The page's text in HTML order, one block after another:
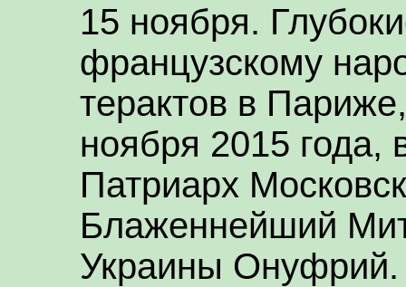
15 ноября.
французскому
терактов в
ноября 2015
Патриарх
Блаженнейший
Украины Онуфрий.